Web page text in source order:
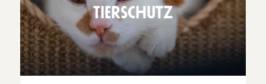
Tierschutz